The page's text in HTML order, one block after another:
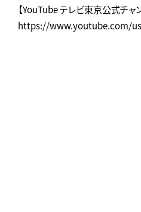
【YouTube テレビ東京公式チャ
https://www.youtube.com/